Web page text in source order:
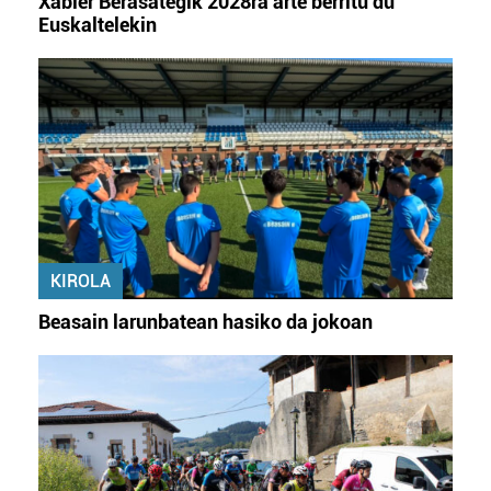
Euskaltelekin
KIROLA
Beasain larunbatean hasiko da jokoan